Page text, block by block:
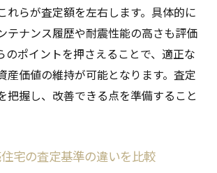
れらが査定額を左右します。具体的に
テナンス履歴や耐震性能の高さも評価
のポイントを押さえることで、適正な
産価値の維持が可能となります。査定
把握し、改善できる点を準備すること
宅の査定基準の違いを比較